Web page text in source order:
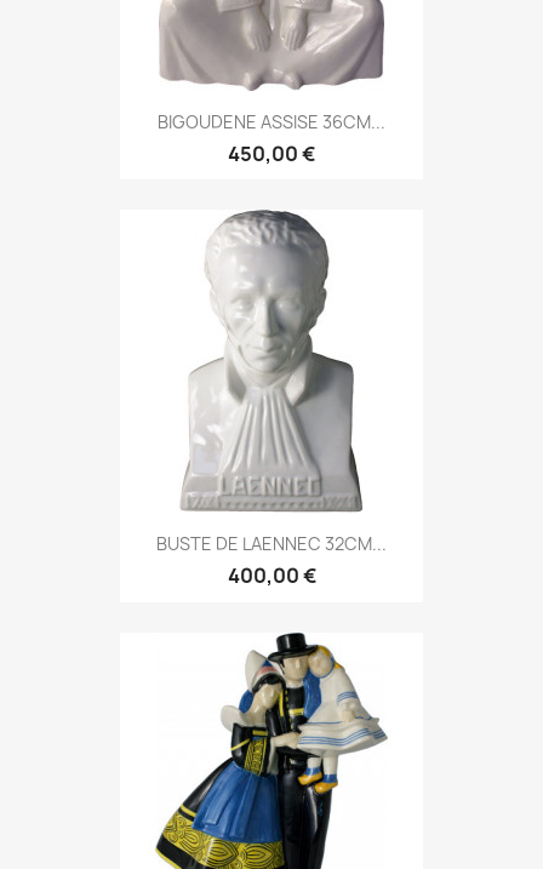
BIGOUDENE ASSISE 36CM...
450,00 €
BUSTE DE LAENNEC 32CM...
400,00 €